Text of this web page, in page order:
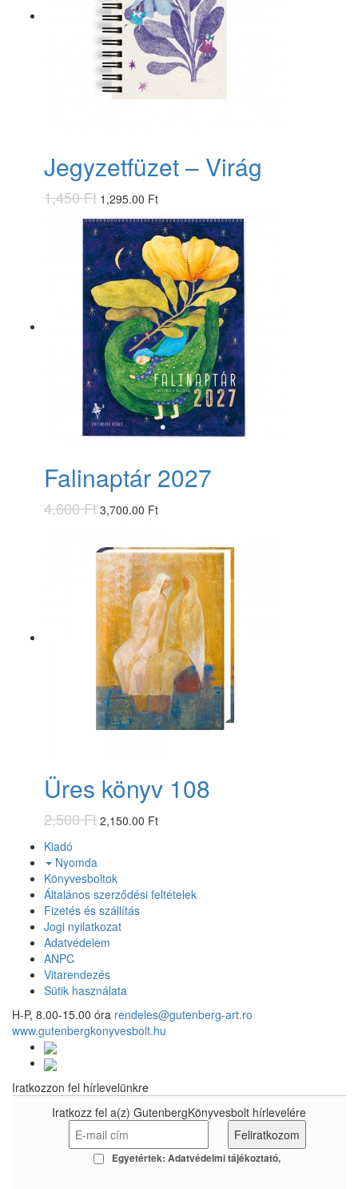
Jegyzetfüzet – Virág
1,450 Ft 1,295.00 Ft
Falinaptár 2027
4,600 Ft 3,700.00 Ft
Üres könyv 108
2,500 Ft 2,150.00 Ft
Kiadó
Nyomda
Könyvesboltok
Általános szerződési feltételek
Fizetés és szállítás
Jogi nyilatkozat
Adatvédelem
ANPC
Vitarendezés
Sütik használata
H-P, 8.00-15.00 óra rendeles@gutenberg-art.ro
www.gutenbergkonyvesbolt.hu
Iratkozzon fel hírlevelünkre
Iratkozz fel a(z) GutenbergKönyvesbolt hírlevelére
Egyetértek: Adatvédelmi tájékoztató